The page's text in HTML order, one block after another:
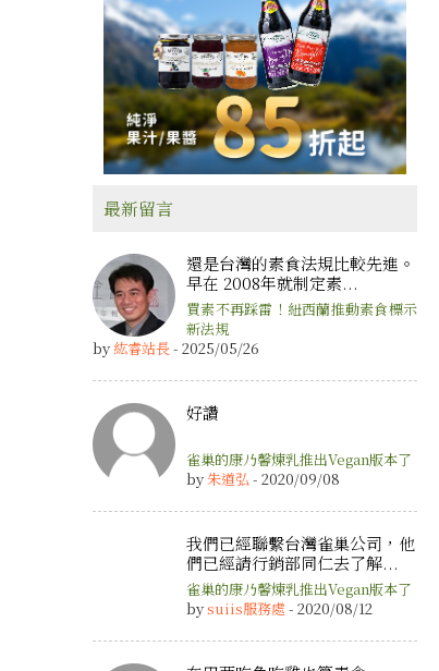
最新留言
還是台灣的素食法規比較先進。
早在 2008年就制定素...
買素不再踩雷！紐西蘭推動素食標示
新法規
by 紘睿站長- 2025/05/26
好讚
雀巢的康乃馨煉乳推出Vegan版本了
by朱道弘- 2020/09/08
我們已經聯繫台灣雀巢公司，他
們已經請行銷部同仁去了解...
雀巢的康乃馨煉乳推出Vegan版本了
bysuiis服務處 - 2020/08/12